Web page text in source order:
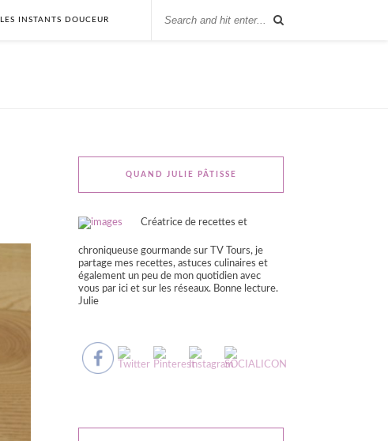
LES INSTANTS DOUCEUR
QUAND JULIE PÂTISSE
Créatrice de recettes et
chroniqueuse gourmande sur TV Tours, je
partage mes recettes, astuces culinaires et
également un peu de mon quotidien avec
vous par ici et sur les réseaux. Bonne lecture.
Julie